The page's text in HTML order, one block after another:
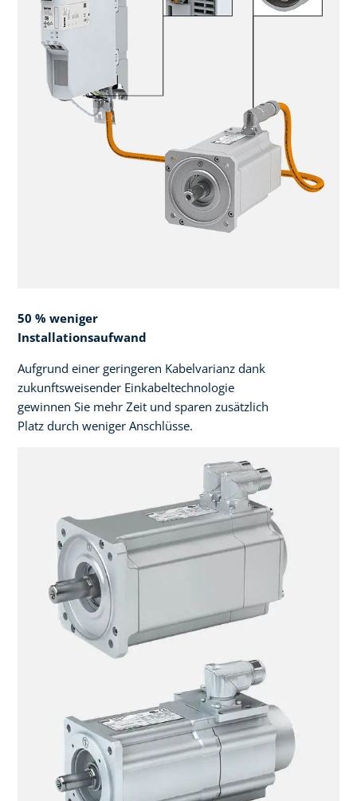
50 % weniger
Installationsaufwand
Aufgrund einer geringeren Kabelvarianz dank
zukunftsweisender Einkabeltechnologie
gewinnen Sie mehr Zeit und sparen zusätzlich
Platz durch weniger Anschlüsse.